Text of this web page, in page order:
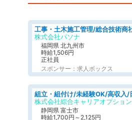
株式会社パソナ
福岡県 北九州市
時給1,506円
正社員
スポンサー：求人ボックス
株式会社綜合キャリアオプション
静岡県 富士市
時給1,700円～2,125円